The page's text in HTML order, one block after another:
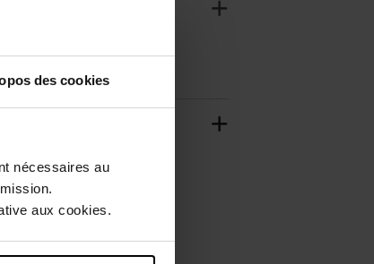
des cookies
nécessaires au
aux cookies.